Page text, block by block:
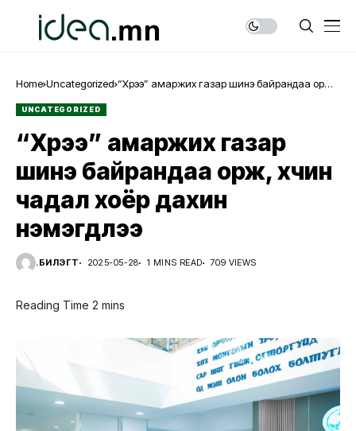
Home Uncategorized “Хүрээ” амаржих газар шинэ байрандаа орж,
UNCATEGORIZED
“Хүрээ” амаржих газар
шинэ байрандаа орж, хүчин
чадал хоёр дахин
нэмэгдлээ
Ү.БИЛЭГТ 2025-05-28 1 MINS READ 709 VIEWS